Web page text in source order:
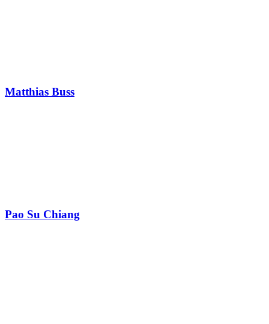
Matthias Buss
Pao Su Chiang